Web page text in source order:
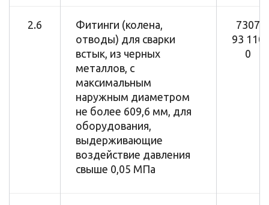
2.6
Фитинги (колена,
отводы) для сварки
встык, из черных
металлов, с
максимальным
наружным диаметром
не более 609,6 мм, для
оборудования,
выдерживающие
воздействие давления
свыше 0,05 МПа
7307
93 110
0